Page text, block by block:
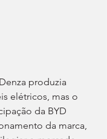
produzia
elétricos, mas o
da BYD
da marca,